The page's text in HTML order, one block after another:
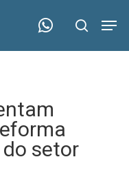
search
setor